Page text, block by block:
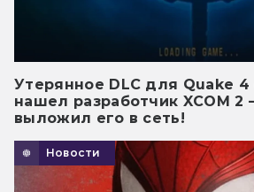
Утерянное DLC для Quake 4
нашел разработчик XCOM
выложил его в сеть!
Новости